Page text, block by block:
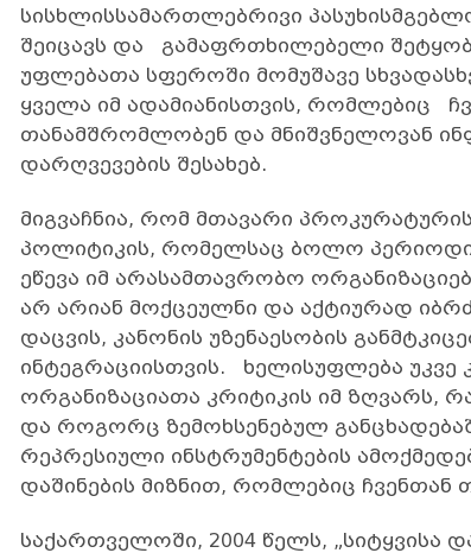
სისხლისსამართლებრივი
შეიცავს და გამაფრთხილებელი
უფლებათა სფეროში მომუშავე
ყველა იმ ადამიანისთვის, რომლებიც
თანამშრომლობენ და მნიშვნელოვან
დარღვევების შესახებ.
მიგვაჩნია, რომ მთავარი
პოლიტიკის, რომელსაც ბოლო
ეწევა იმ არასამთავრობო
არ არიან მოქცეულნი და აქტიურად
დაცვის, კანონის უზენაესობის
ინტეგრაციისთვის. ხელისუფლება უკვე
ორგანიზაციათა კრიტიკის იმ ზღვარს,
და როგორც ზემოხსენებულ
რეპრესიული ინსტრუმენტების
დაშინების მიზნით, რომლებიც
საქართველოში, 2004 წელს, „სიტყვისა